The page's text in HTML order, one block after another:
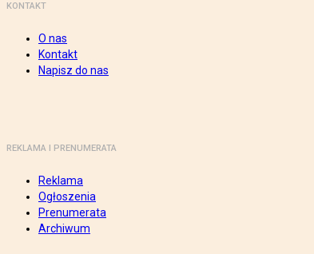
KONTAKT
O nas
Kontakt
Napisz do nas
REKLAMA I PRENUMERATA
Reklama
Ogłoszenia
Prenumerata
Archiwum